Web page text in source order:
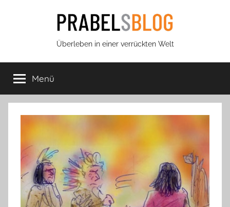
Prabels
Blog
Überleben in einer verrückten Welt
Menü